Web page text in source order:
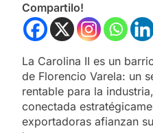
Compartilo!
La Carolina II es un
de Florencio Varela: un
rentable para la
conectada
exportadoras afianzan